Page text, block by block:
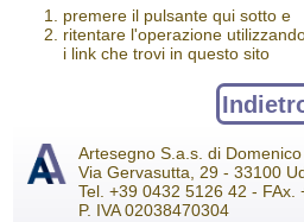
premere il pulsante qui sotto e
ritentare l'operazione
i link che trovi in questo sito
Artesegno S.a.s. di
Via Gervasutta, 29 - 33100
Tel. +39 0432 5126 42 - FAx.
P. IVA 02038470304